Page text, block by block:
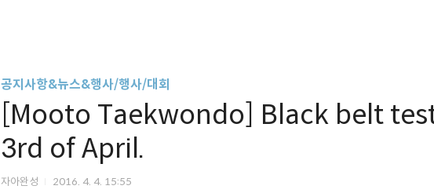
공지사항&뉴스&행사/행사/대회
[Mooto Taekwondo] Black belt
3rd of April.
자아완성 2016. 4. 4. 15:55